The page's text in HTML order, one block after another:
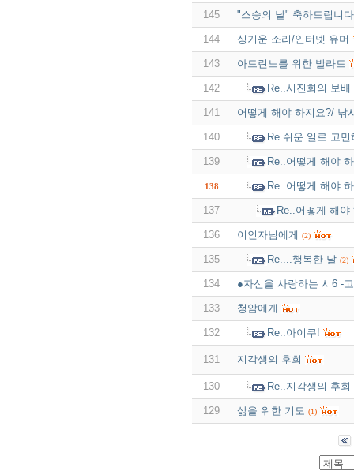
145 "스승의 날" 축하드립니다
144 싱거운 소리/인터넷 유머
143 아드린느를 위한 발라드
142 Re..시진회의 보배
141 어떻게 해야 하지요?/ 낚
140 Re.쉬운 일로 고
139 Re..어떻게 해야
138 Re..어떻게 해야
137 Re..어떻게 해
136 이인자님에게 (2)
135 Re....행복한 날 (2)
134 ●자신을 사랑하는 시6 -
133 청암에게
132 Re..아이쿠!
131 지각생의 후회
130 Re..지각생의 후회
129 삶을 위한 기도 (1)